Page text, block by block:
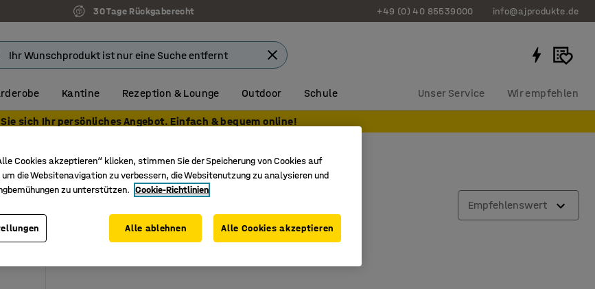
30 Tage Rückgaberecht +49 (0) 40 85539000 info@ajprodukte.de
Kantine Rezeption & Lounge Outdoor Schule Unser Service Wir empfehlen
Sie sich Ihr persönliches Angebot. Einfach & bequem online!
Empfehlenswert
Cookies akzeptieren“ klicken, stimmen Sie der Speicherung von Cookies auf
die Websitenavigation zu verbessern, die Websitenutzung zu analysieren und
zu unterstützen. Cookie-Richtlinien
Alle ablehnen Alle Cookies akzeptieren